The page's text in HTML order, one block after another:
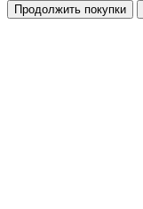
Продолжить покупки